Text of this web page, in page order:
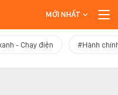
MỚI NHẤT
- Chạy điện #Hành